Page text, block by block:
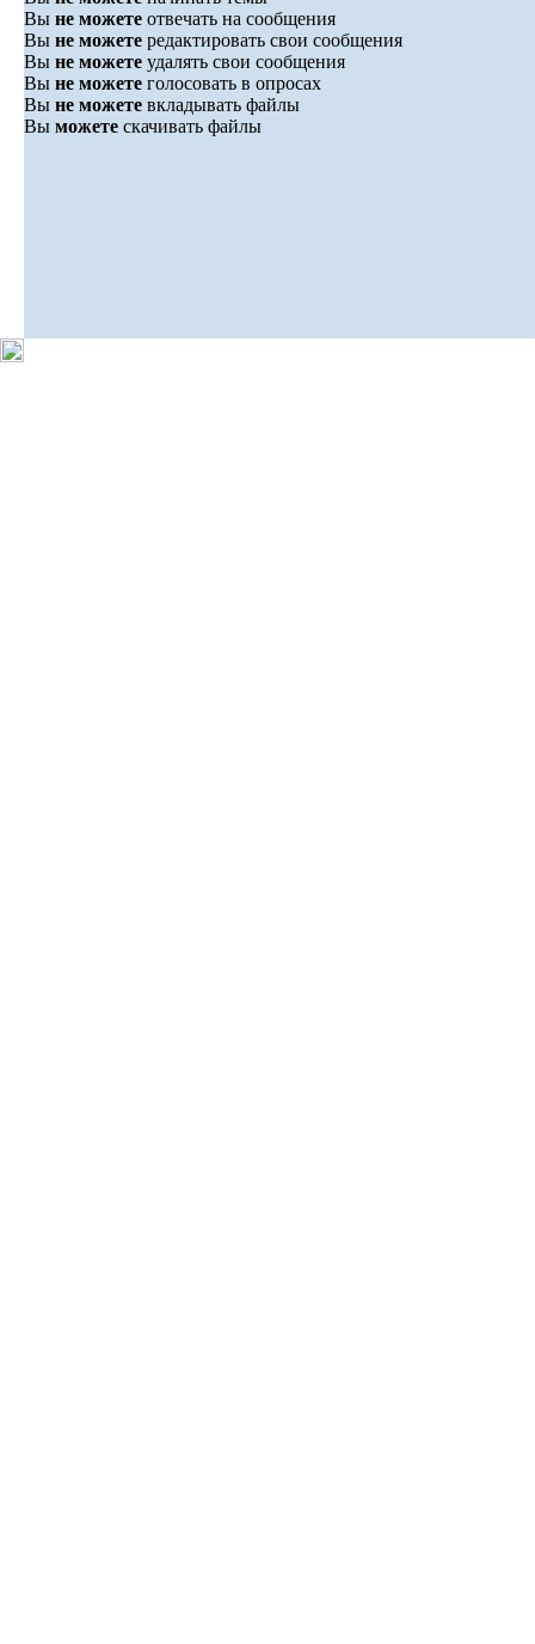
Вы не можете отвечать на сообщения
Вы не можете редактировать свои сообщения
Вы не можете удалять свои сообщения
Вы не можете голосовать в опросах
Вы не можете вкладывать файлы
Вы можете скачивать файлы